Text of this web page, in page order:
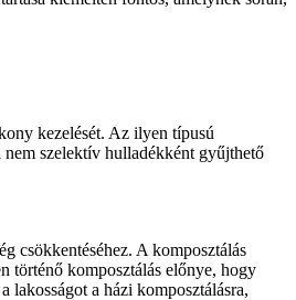
kezelését. Az ilyen típusú
szelektív hulladékként gyűjthető
csökkentéséhez. A komposztálás
történő komposztálás előnye, hogy
lakosságot a házi komposztálásra,